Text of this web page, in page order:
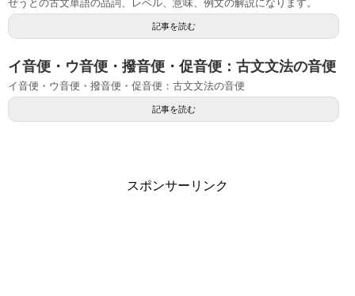
せうとの古文単語の品詞、レベル、意味、例文の解説になります。
記事を読む
イ音便・ウ音便・撥音便・促音便：古文文法の音便
イ音便・ウ音便・撥音便・促音便：古文文法の音便
記事を読む
スポンサーリンク